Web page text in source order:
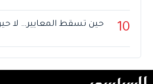
10 حين تسقط المعايير… لا